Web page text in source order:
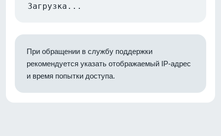
Загрузка...
При обращении в службу поддержки
рекомендуется указать отображаемый IP-адрес
и время попытки доступа.